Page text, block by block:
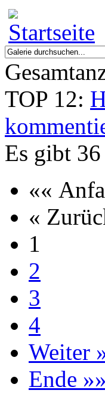
TOP 12:
Es gibt
««
«
1
2
3
4
Weiter
Ende »»